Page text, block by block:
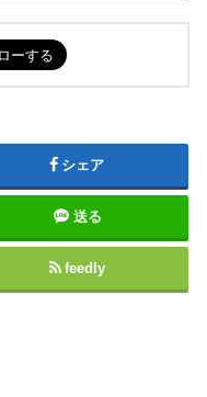
シェア
送る
feedly